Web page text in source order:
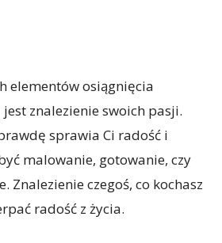
elementów osiągnięcia
znalezienie swoich pasji.
sprawia Ci radość i
malowanie, gotowanie, czy
Znalezienie czegoś, co kochasz
radość z życia.